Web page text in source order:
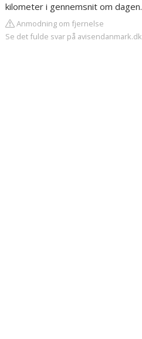
kilometer i gennemsnit om dagen.
Anmodning om fjernelse
Se det fulde svar på avisendanmark.dk